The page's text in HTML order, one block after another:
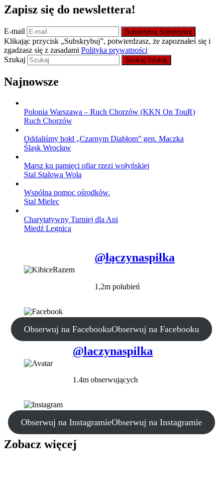
Zapisz się do newslettera!
E-mail Subskrybuj Subskrybuj
Klikając przycisk „Subskrybuj”, potwierdzasz, że zapoznałeś się i
zgadzasz się z zasadami Polityka prywatności
Szukaj
Szukaj Szukaj
Najnowsze
Polonia Warszawa – Ruch Chorzów (KKN On TouR)
Ruch Chorzów
Oddaliśmy hołd „Czarnym Diabłom” gen. Maczka
Śląsk Wrocław
Marsz ku pamięci ofiar rzezi wołyńskiej
Stal Stalowa Wola
Wspólna pomoc ośrodków.
Stal Mielec
Charytatywny Turniej dla Ani
Miedź Legnica
@łączynaspiłka
1,2m polubień
Obserwuj na FacebookuObserwuj na Facebooku
@laczynaspilka
1.4m obserwujących
Obserwuj na InstagramieObserwuj na Instagramie
Zobacz więcej